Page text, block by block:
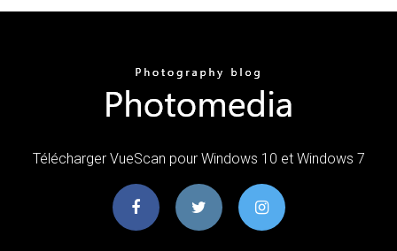
Télécharger VueScan pour Windows 10 et Windows 7